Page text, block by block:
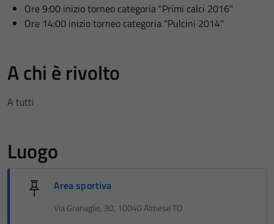
Ore 9:00 inizio torneo categoria "Primi calci 2016"
Ore 14:00 inizio torneo categoria "Pulcini 2014"
A chi è rivolto
A tutti
Luogo
Area sportiva
Via Granaglie, 30, 10040 Almese TO